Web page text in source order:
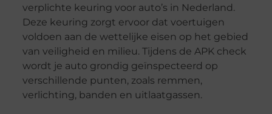
verplichte keuring voor auto’s in Nederland.
Deze keuring zorgt ervoor dat voertuigen
voldoen aan de wettelijke eisen op het gebied
van veiligheid en milieu. Tijdens de APK check
wordt je auto grondig geïnspecteerd op
verschillende punten, zoals remmen,
verlichting, banden en uitlaatgassen.